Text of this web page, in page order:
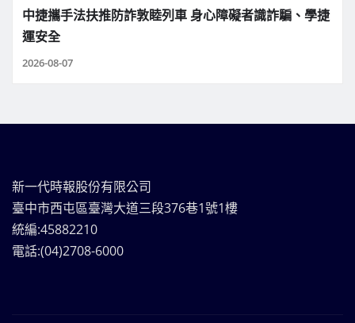
中捷攜手法扶推防詐敦睦列車 身心障礙者識詐騙、學捷
運安全
2026-08-07
新一代時報股份有限公司
臺中市西屯區臺灣大道三段376巷1號1樓
統編:45882210
電話:(04)2708-6000